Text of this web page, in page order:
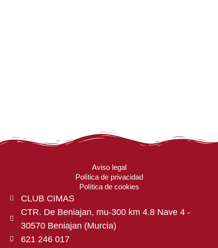
Aviso legal
Política de privacidad
Política de cookies
CLUB CIMAS
CTR. De Beniajan, mu-300 km 4.8 Nave 4 -
30570 Beniajan (Murcia)
621 246 017